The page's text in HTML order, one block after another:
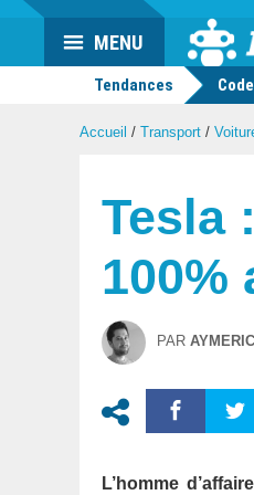
Actu
geek
MENU
Tendances
Accueil / Transport /
Tesla
100%
PAR
L’homme